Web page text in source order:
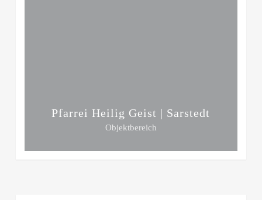
Pfarrei Heilig Geist | Sarstedt
Objektbereich